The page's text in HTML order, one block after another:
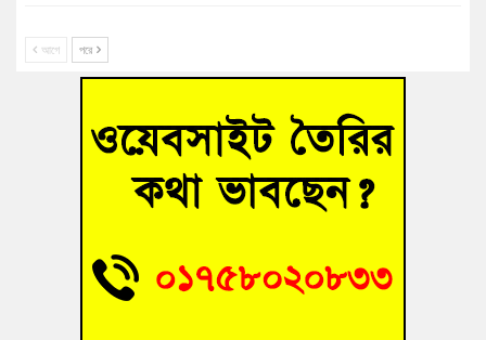
গ্রিসে দুই শতাধিক অভিবাসী উদ্ধার, বেশিরভাগই বাংলাদেশি
বুড়িচংয়ে নিখোঁজের ৩ দিন পর ফিশারির পুকুরে রিকশাচালকের মরদেহ
“স্পেশাল ট্রাইব্যুনালে জুলাই গণহত্যার বিচার করেন, জনগণ আপনাদের
ভাষা সৈনিক অজিত গুহ মহাবিদ্যালয়ে জুলাই গণঅভ্যুত্থান দিবসের
আলোচনা সভা ও পুরস্কার বিতরণ
আগে পরে